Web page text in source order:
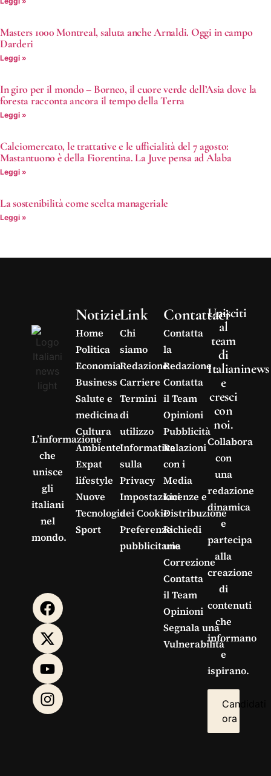
Masters 1000 Montreal, saluta anche Arnaldi. Oggi in campo
Darderi
Leggi »
In giro per il mondo – Borneo, il cuore verde dell’Asia dove la
foresta racconta ancora il tempo della Terra
Leggi »
Calciomercato, le trattative e le ufficialità del 7 agosto:
Mastantuono è della Fiorentina. La Juve pensa ad Alaba
Leggi »
La sostenibilità come scelta manageriale
Leggi »
L’informazione
che
unisce
gli
italiani
nel
mondo.
Notizie
Home
Politica
Economia
Business
Salute e
medicina
Cultura
Ambiente
Expat
lifestyle
Nuove
Tecnologie
Sport
Link
Chi
siamo
Redazione
Carriere
Termini
di
utilizzo
Informativa
sulla
Privacy
Impostazioni
dei Cookie
Preferenze
pubblicitarie
Contattaci
Contatta
la
Redazione
Contatta
il Team
Opinioni
Pubblicità
Relazioni
con i
Media
Licenze e
Distribuzione
Richiedi
una
Correzione
Contatta
il Team
Opinioni
Segnala una
Vulnerabilità
Unisciti
al
team
di
Italianinews
e
cresci
con
noi.
Collabora
con
una
redazione
dinamica
e
partecipa
alla
creazione
di
contenuti
che
informano
e
ispirano.
Candidati
ora